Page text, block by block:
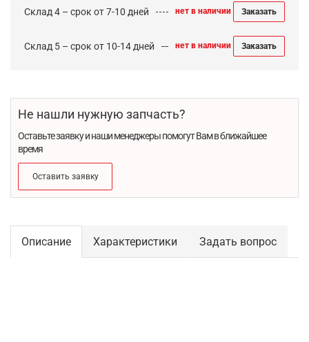
Склад 4 – срок от 7-10 дней нет в наличии Заказать
Склад 5 – срок от 10-14 дней нет в наличии Заказать
Не нашли нужную запчасть?
Оставьте заявку и наши менеджеры помогут Вам в ближайшее
время
Оставить заявку
Описание Характеристики Задать вопрос